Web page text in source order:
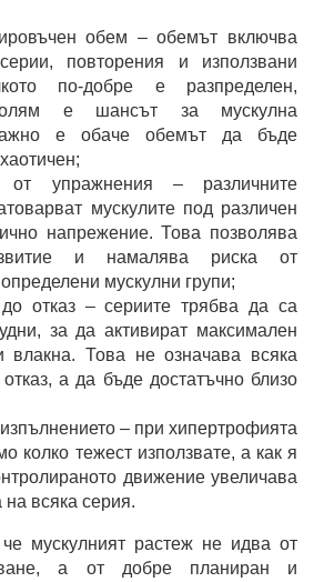
обем – обемът включва
повторения и използвани
по-добре е разпределен,
е шансът за мускулна
е обаче обемът да бъде
от упражнения – различните
мускулите под различен
напрежение. Това позволява
и намалява риска от
мускулни групи;
отказ – сериите трябва да са
за да активират максимален
влакна. Това не означава всяка
а да бъде достатъчно близо
– при хипертрофията
колко тежест използвате, а как я
движение увеличава
на всяка серия.
мускулният растеж не идва от
а от добре планиран и